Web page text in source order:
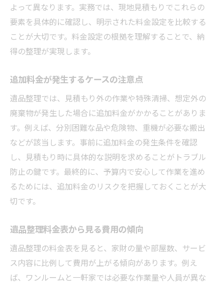
よって異なります。実務では、現地見積もりでこれらの
要素を具体的に確認し、明示された料金設定を比較する
ことが大切です。料金設定の根拠を理解することで、納
得の整理が実現します。
追加料金が発生するケースの注意点
遺品整理では、見積もり外の作業や特殊清掃、想定外の
廃棄物が発生した場合に追加料金がかかることがありま
す。例えば、分別困難な品や危険物、重機が必要な搬出
などが該当します。事前に追加料金の発生条件を確認
し、見積もり時に具体的な説明を求めることがトラブル
防止の鍵です。最終的に、予算内で安心して作業を進め
るためには、追加料金のリスクを把握しておくことが大
切です。
遺品整理料金表から見る費用の傾向
遺品整理の料金表を見ると、家財の量や部屋数、サービ
ス内容に比例して費用が上がる傾向があります。例え
ば、ワンルームと一軒家では必要な作業量や人員が異な